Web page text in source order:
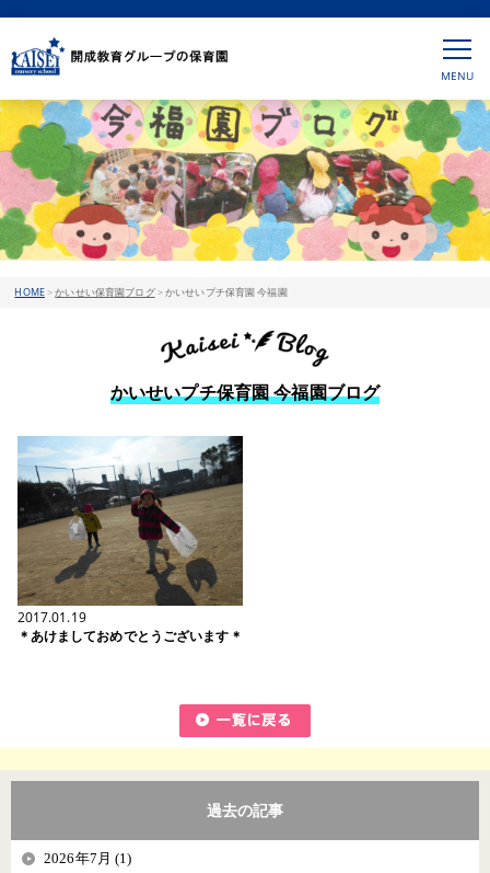
HOME>かいせい保育園ブログ>かいせいプチ保育園 今福園
かいせいプチ保育園 今福園ブログ
2017.01.19
＊あけましておめでとうございます＊
過去の記事
2026年7月 (1)